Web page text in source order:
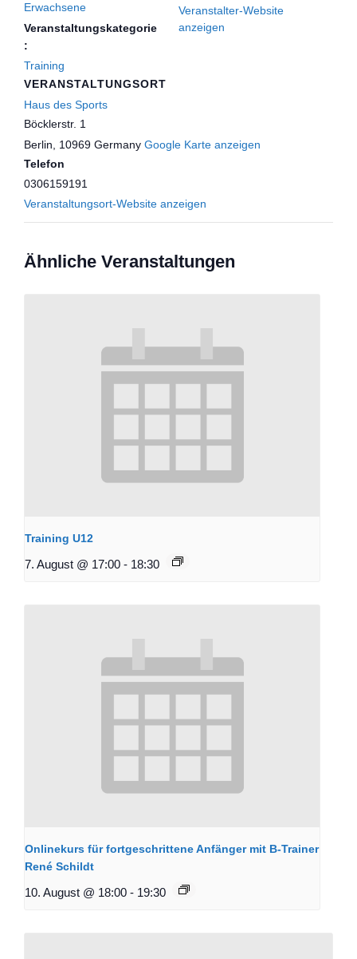
Erwachsene
Veranstaltungskategorie
:
Training
VERANSTALTUNGSORT
Haus des Sports
Böcklerstr. 1
Berlin
10969 Germany Google Karte anzeigen
Telefon
0306159191
Veranstaltungsort-Website anzeigen
Veranstalter-Website
anzeigen
Ähnliche Veranstaltungen
Training U12
7. August @ 17:00 - 18:30
Onlinekurs für fortgeschrittene Anfänger mit B-Trainer
René Schildt
10. August @ 18:00 - 19:30